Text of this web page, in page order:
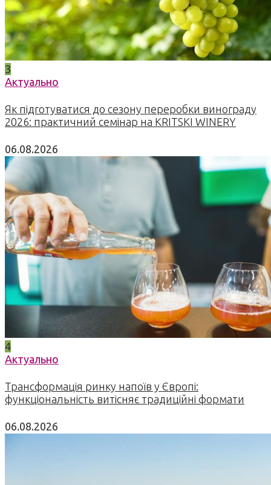
3
Актуально
Як підготуватися до сезону переробки винограду
2026: практичний семінар на KRITSKI WINERY
06.08.2026
4
Актуально
Трансформація ринку напоїв у Європі:
функціональність витісняє традиційні формати
06.08.2026